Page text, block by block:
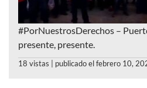
#PorNuestrosDerechos –
presente, presente.
18 vistas publicado el febrero 10,